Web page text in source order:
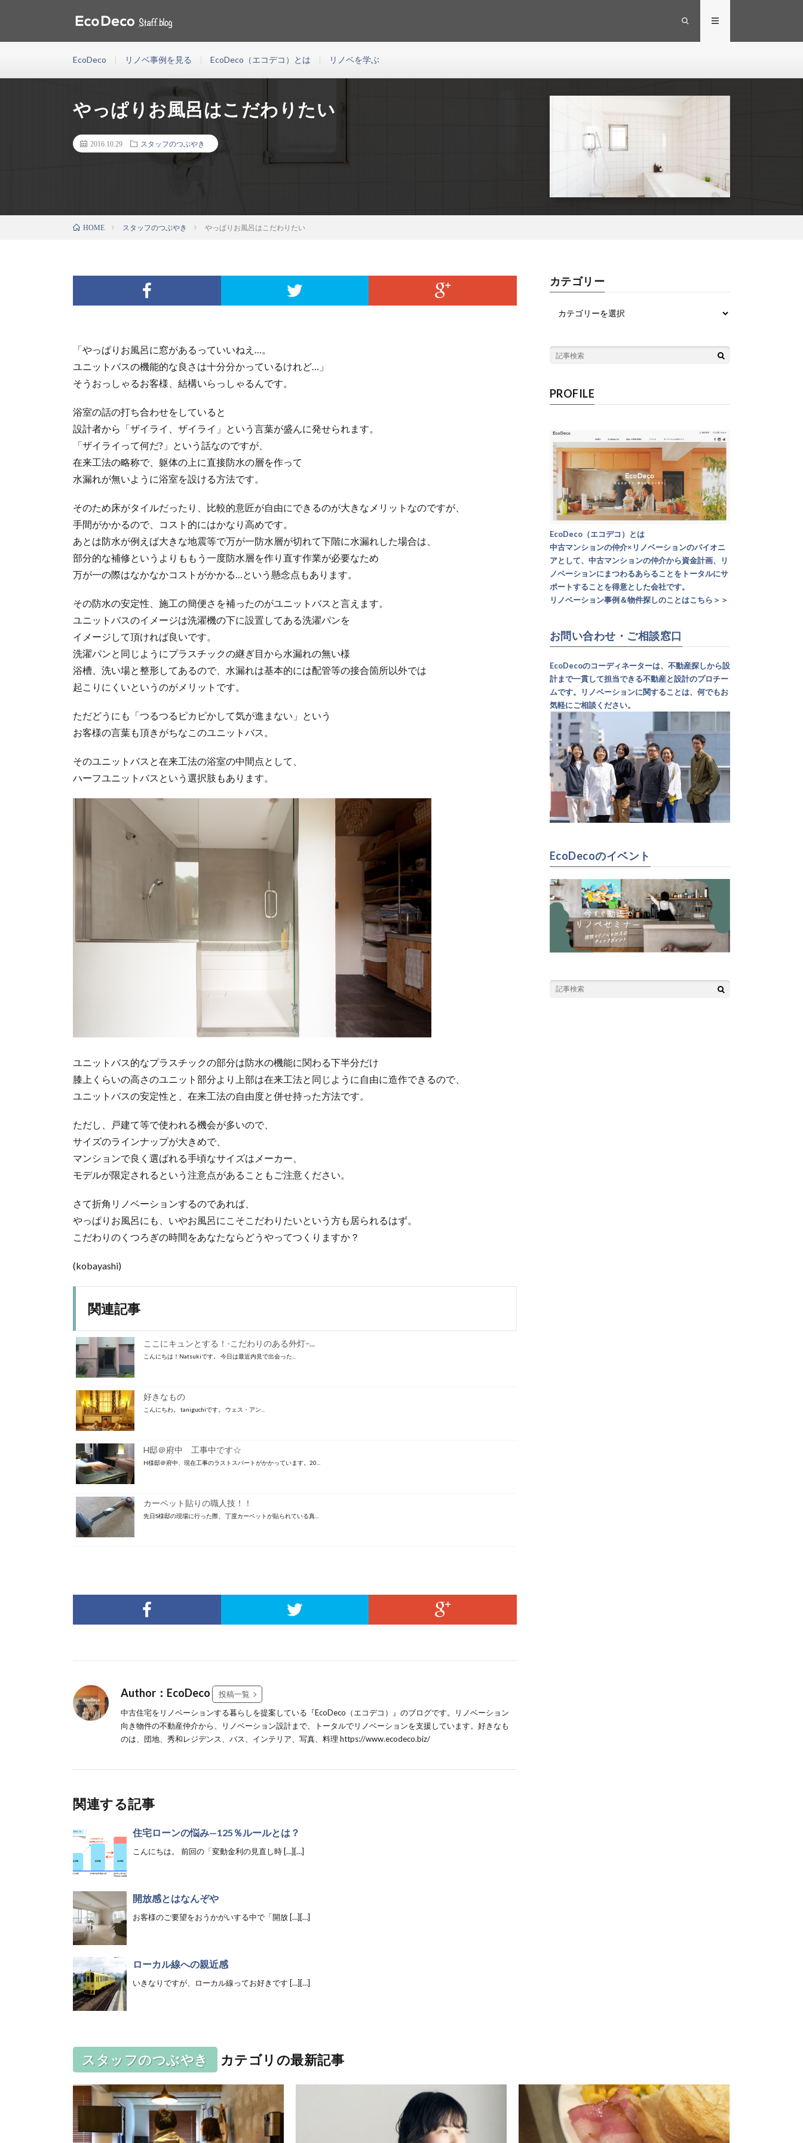
が資金計画、物件探し、設計施工などリノベーションにまつわる様々な役に立つコンテンツをご紹介するブログです。
EcoDeco リノベ事例を見る EcoDeco（エコデコ）とは リノベを学ぶ
やっぱりお風呂はこだわりたい
2016.10.29 スタッフのつぶやき
HOME スタッフのつぶやき やっぱりお風呂はこだわりたい
「やっぱりお風呂に窓があるっていいねえ…。
ユニットバスの機能的な良さは十分分かっているけれど…」
そうおっしゃるお客様、結構いらっしゃるんです。
浴室の話の打ち合わせをしていると
設計者から「ザイライ、ザイライ」という言葉が盛んに発せられます。
「ザイライって何だ?」という話なのですが、
在来工法の略称で、躯体の上に直接防水の層を作って
水漏れが無いように浴室を設ける方法です。
そのため床がタイルだったり、比較的意匠が自由にできるのが大きなメリットなのですが、
手間がかかるので、コスト的にはかなり高めです。
あとは防水が例えば大きな地震等で万が一防水層が切れて下階に水漏れした場合は、
部分的な補修というよりももう一度防水層を作り直す作業が必要なため
万が一の際はなかなかコストがかかる…という懸念点もあります。
その防水の安定性、施工の簡便さを補ったのがユニットバスと言えます。
ユニットバスのイメージは洗濯機の下に設置してある洗濯パンを
イメージして頂ければ良いです。
洗濯パンと同じようにプラスチックの継ぎ目から水漏れの無い様
浴槽、洗い場と整形してあるので、水漏れは基本的には配管等の接合箇所以外では
起こりにくいというのがメリットです。
ただどうにも「つるつるピカピかして気が進まない」という
お客様の言葉も頂きがちなこのユニットバス。
そのユニットバスと在来工法の浴室の中間点として、
ハーフユニットバスという選択肢もあります。
ユニットバス的なプラスチックの部分は防水の機能に関わる下半分だけ
膝上くらいの高さのユニット部分より上部は在来工法と同じように自由に造作できるので、
ユニットバスの安定性と、在来工法の自由度と併せ持った方法です。
ただし、戸建て等で使われる機会が多いので、
サイズのラインナップが大きめで、
マンションで良く選ばれる手頃なサイズはメーカー、
モデルが限定されるという注意点があることもご注意ください。
さて折角リノベーションするのであれば、
やっぱりお風呂にも、いやお風呂にこそこだわりたいという方も居られるはず。
こだわりのくつろぎの時間をあなたならどうやってつくりますか？
(kobayashi)
関連記事
ここにキュンとする！-こだわりのある外灯–...
こんにちは！Natsukiです。 今日は最近内見で出会った...
好きなもの
こんにちわ。 taniguchiです。 ウェス・アン...
H邸＠府中 工事中です☆
H様邸＠府中、現在工事のラストスパートがかかっています。20...
カーペット貼りの職人技！！
先日S様邸の現場に行った際、 丁度カーペットが貼られている真...
Author：EcoDeco
投稿一覧
中古住宅をリノベーションする暮らしを提案している『EcoDeco（エコデコ）』のブログです。リノベーション
向き物件の不動産仲介から、リノベーション設計まで、トータルでリノベーションを支援しています。好きなも
のは、団地、秀和レジデンス、バス、インテリア、写真、料理 https://www.ecodeco.biz/
関連する記事
住宅ローンの悩み—125％ルールとは？
こんにちは。 前回の「変動金利の見直し時 […][…]
開放感とはなんぞや
お客様のご要望をおうかがいする中で「開放 […][…]
ローカル線への親近感
いきなりですが、ローカル線ってお好きです […][…]
カテゴリー
PROFILE
EcoDeco（エコデコ）とは
中古マンションの仲介×リノベーションのパイオニ
アとして、中古マンションの仲介から資金計画、リ
ノベーションにまつわるあらることをトータルにサ
ポートすることを得意とした会社です。
リノベーション事例＆物件探しのことはこちら＞＞
お問い合わせ・ご相談窓口
EcoDecoのコーディネーターは、不動産探しから設
計まで一貫して担当できる不動産と設計のプロチー
ムです。リノベーションに関することは、何でもお
気軽にご相談ください。
EcoDecoのイベント
スタッフのつぶやき カテゴリの最新記事